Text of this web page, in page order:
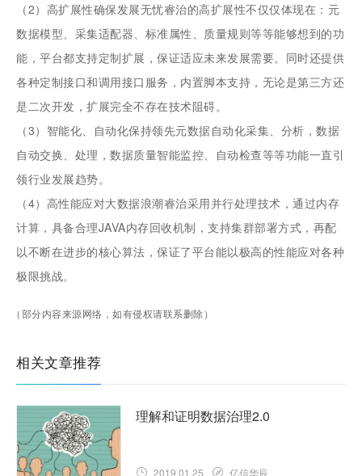
（2）高扩展性确保发展无忧睿治的高扩展性不仅仅体现在：元
数据模型、采集适配器、标准属性、质量规则等等能够想到的功
能，平台都支持定制扩展，保证适应未来发展需要。同时还提供
各种定制接口和调用接口服务，内置脚本支持，无论是第三方还
是二次开发，扩展完全不存在技术阻碍。
（3）智能化、自动化保持领先元数据自动化采集、分析，数据
自动交换、处理，数据质量智能监控、自动检查等等功能一直引
领行业发展趋势。
（4）高性能应对大数据浪潮睿治采用并行处理技术，通过内存
计算，具备合理JAVA内存回收机制，支持集群部署方式，再配
以不断在进步的核心算法，保证了平台能以极高的性能应对各种
极限挑战。
（部分内容来源网络，如有侵权请联系删除）
相关文章推荐
理解和证明数据治理2.0
2019.01.25 亿信华辰